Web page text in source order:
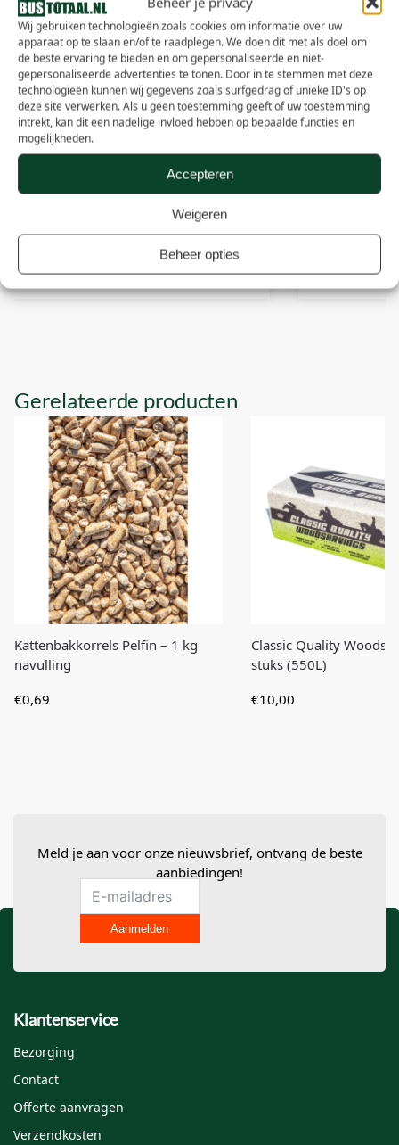
Wij gebruiken technologieën zoals cookies om informatie over uw
apparaat op te slaan en/of te raadplegen. We doen dit met als doel om
de beste ervaring te bieden en om gepersonaliseerde en niet-
gepersonaliseerde advertenties te tonen. Door in te stemmen met deze
technologieën kunnen wij gegevens zoals surfgedrag of unieke ID's op
deze site verwerken. Als u geen toestemming geeft of uw toestemming
intrekt, kan dit een nadelige invloed hebben op bepaalde functies en
mogelijkheden.
Accepteren
Weigeren
Beheer opties
€9,00 €9,00
Gerelateerde producten
Kattenbakkorrels Pelfin – 1 kg
navulling
€0,69
Classic Quality
stuks (550L)
€10,00
Meld je aan voor onze nieuwsbrief, ontvang de beste
aanbiedingen!
Aanmelden
Klantenservice
Bezorging
Contact
Offerte aanvragen
Verzendkosten